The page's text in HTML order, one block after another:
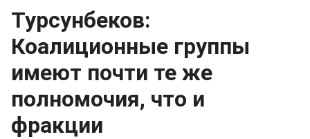
Турсунбеков:
Коалиционные группы
имеют почти те же
полномочия, что и
фракции